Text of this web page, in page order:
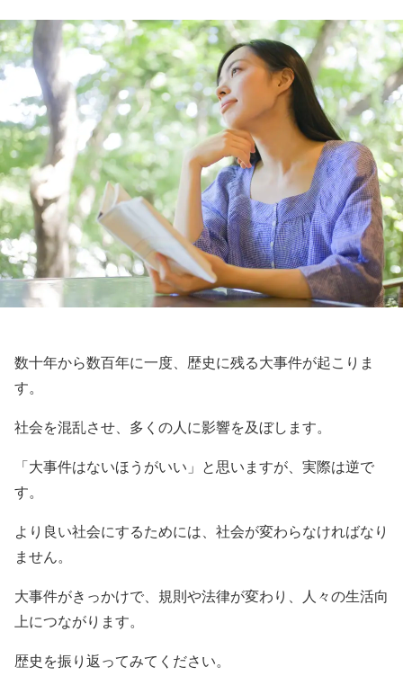
数十年から数百年に一度、歴史に残る大事件が起こりま
す。
社会を混乱させ、多くの人に影響を及ぼします。
「大事件はないほうがいい」と思いますが、実際は逆で
す。
より良い社会にするためには、社会が変わらなければなり
ません。
大事件がきっかけで、規則や法律が変わり、人々の生活向
上につながります。
歴史を振り返ってみてください。